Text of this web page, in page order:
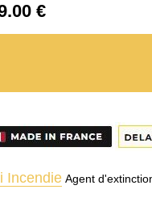
.00€
IncendieAgent